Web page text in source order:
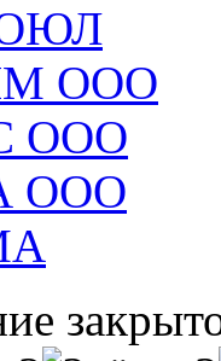
ООО
ООО
ООО